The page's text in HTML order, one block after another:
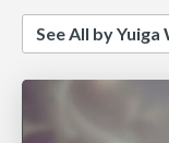
See All by Yuiga